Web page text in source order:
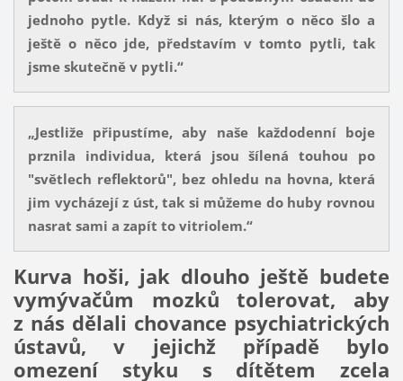
jednoho pytle. Když si nás, kterým o něco šlo a
ještě o něco jde, představím v tomto pytli, tak
jsme skutečně v pytli.“
„Jestliže připustíme, aby naše každodenní boje
prznila individua, která jsou šílená touhou po
"světlech reflektorů", bez ohledu na hovna, která
jim vycházejí z úst, tak si můžeme do huby rovnou
nasrat sami a zapít to vitriolem.“
Kurva hoši, jak dlouho ještě budete
vymývačům mozků tolerovat, aby
z nás dělali chovance psychiatrických
ústavů, v jejichž případě bylo
omezení styku s dítětem zcela